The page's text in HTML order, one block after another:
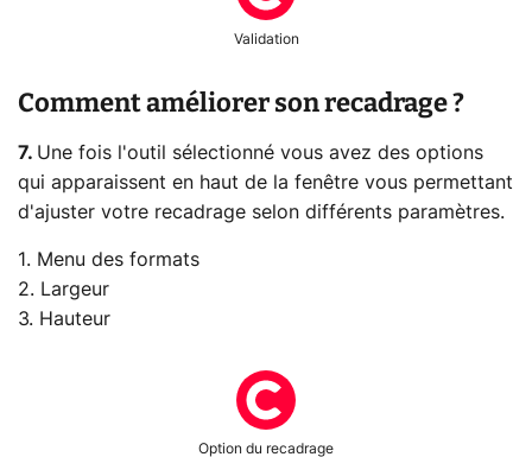
Validation
Comment améliorer son recadrage ?
7. Une fois l'outil sélectionné vous avez des options
qui apparaissent en haut de la fenêtre vous permettant
d'ajuster votre recadrage selon différents paramètres.
1. Menu des formats
2. Largeur
3. Hauteur
Option du recadrage